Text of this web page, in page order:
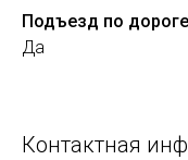
Подъезд по дороге
Да
Контактная